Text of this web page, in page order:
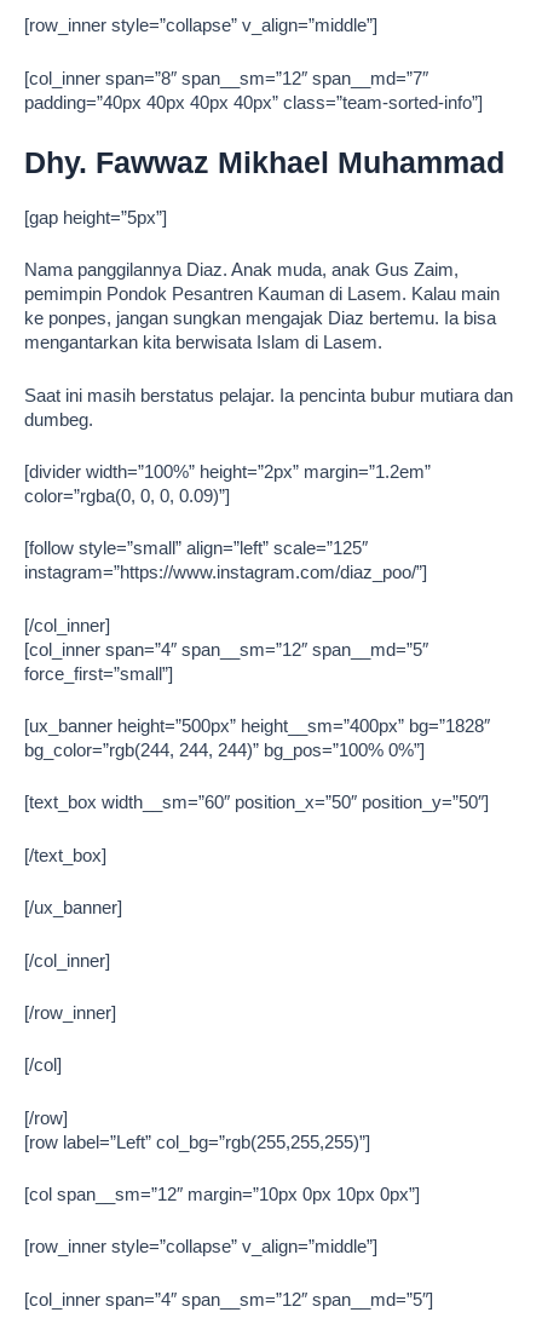
[row_inner style=”collapse” v_align=”middle”]
[col_inner span=”8″ span__sm=”12″ span__md=”7″
padding=”40px 40px 40px 40px” class=”team-sorted-info”]
Dhy. Fawwaz Mikhael Muhammad
[gap height=”5px”]
Nama panggilannya Diaz. Anak muda, anak Gus Zaim,
pemimpin Pondok Pesantren Kauman di Lasem. Kalau main
ke ponpes, jangan sungkan mengajak Diaz bertemu. Ia bisa
mengantarkan kita berwisata Islam di Lasem.
Saat ini masih berstatus pelajar. Ia pencinta bubur mutiara dan
dumbeg.
[divider width=”100%” height=”2px” margin=”1.2em”
color=”rgba(0, 0, 0, 0.09)”]
[follow style=”small” align=”left” scale=”125″
instagram=”https://www.instagram.com/diaz_poo/”]
[/col_inner]
[col_inner span=”4″ span__sm=”12″ span__md=”5″
force_first=”small”]
[ux_banner height=”500px” height__sm=”400px” bg=”1828″
bg_color=”rgb(244, 244, 244)” bg_pos=”100% 0%”]
[text_box width__sm=”60″ position_x=”50″ position_y=”50″]
[/text_box]
[/ux_banner]
[/col_inner]
[/row_inner]
[/col]
[/row]
[row label=”Left” col_bg=”rgb(255,255,255)”]
[col span__sm=”12″ margin=”10px 0px 10px 0px”]
[row_inner style=”collapse” v_align=”middle”]
[col_inner span=”4″ span__sm=”12″ span__md=”5″]